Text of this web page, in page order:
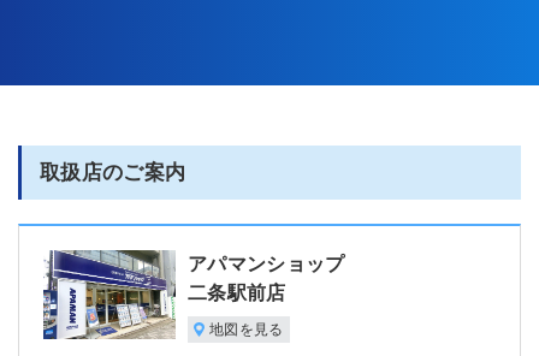
取扱店のご案内
アパマンショップ
二条駅前店
地図を見る